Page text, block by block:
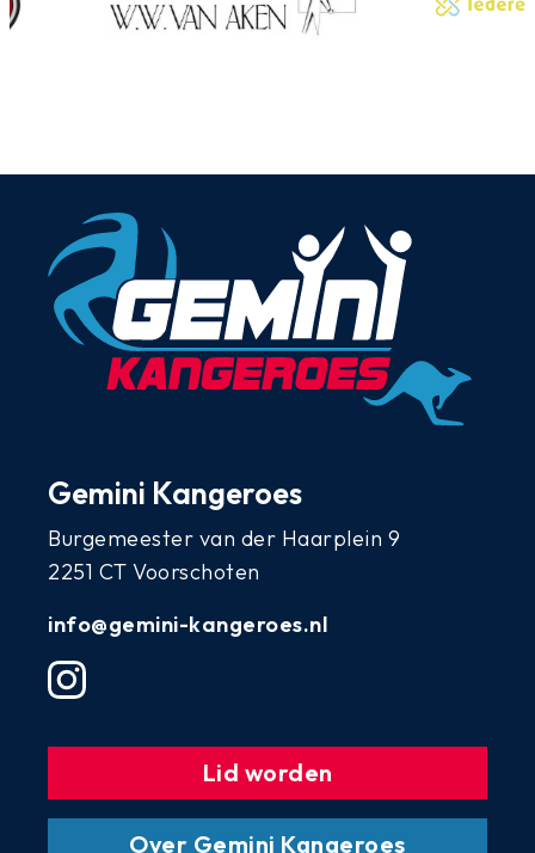
Gemini Kangeroes
Burgemeester van der Haarplein 9
2251 CT Voorschoten
info@gemini-kangeroes.nl
Lid worden
Over Gemini Kangeroes